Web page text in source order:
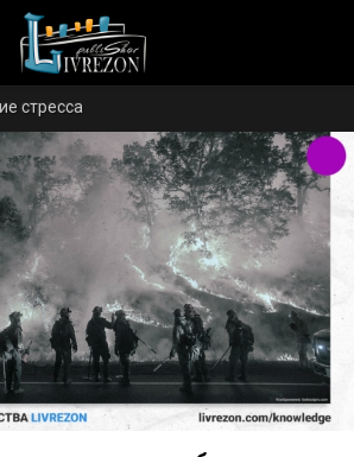
стресса